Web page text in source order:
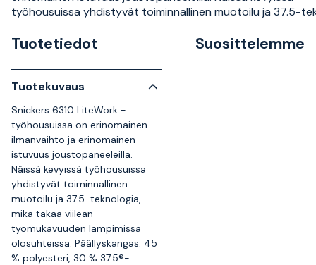
työhousuissa yhdistyvät toiminnallinen muotoilu ja 37.5-
Tuotetiedot
Tuotekuvaus
Snickers 6310 LiteWork -
työhousuissa on erinomainen
ilmanvaihto ja erinomainen
istuvuus joustopaneeleilla.
Näissä kevyissä työhousuissa
yhdistyvät toiminnallinen
muotoilu ja 37.5-teknologia,
mikä takaa viileän
työmukavuuden lämpimissä
olosuhteissa. Päällyskangas: 45
% polyesteri, 30 % 37.5®-
Suosittelemme